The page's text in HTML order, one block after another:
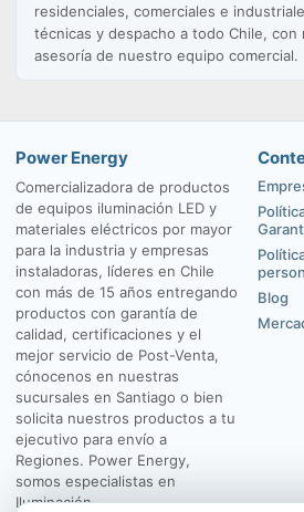
residenciales, comerciales e
técnicas y despacho a todo Chile,
asesoría de nuestro equipo comercial.
Power Energy
Comercializadora de productos
de equipos iluminación LED y
materiales eléctricos por mayor
para la industria y empresas
instaladoras, líderes en Chile
con más de 15 años entregando
productos con garantía de
calidad, certificaciones y el
mejor servicio de Post-Venta,
cónocenos en nuestras
sucursales en Santiago o bien
solicita nuestros productos a tu
ejecutivo para envío a
Regiones. Power Energy,
somos especialistas en
Iluminación.
Blog